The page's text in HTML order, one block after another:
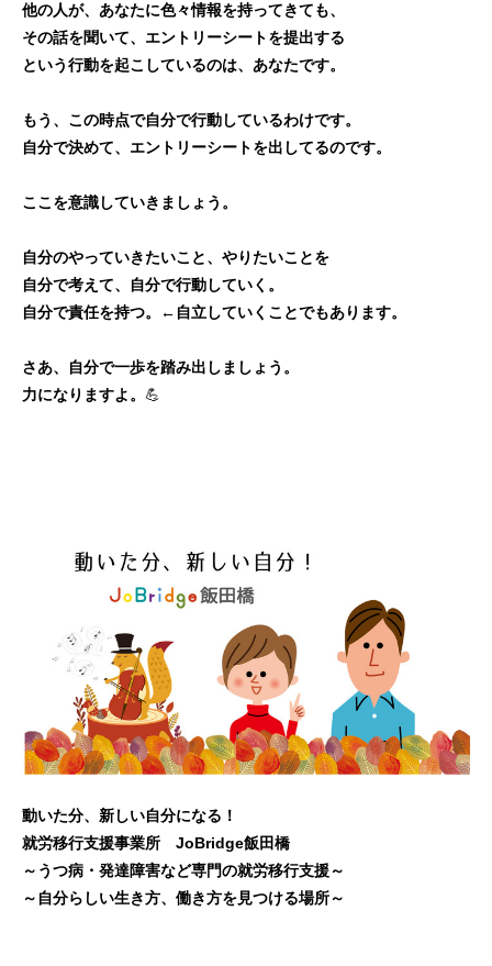
他の人が、あなたに色々情報を持ってきても、
その話を聞いて、エントリーシートを提出する
という行動を起こしているのは、あなたです。
もう、この時点で自分で行動しているわけです。
自分で決めて、エントリーシートを出してるのです。
ここを意識していきましょう。
自分のやっていきたいこと、やりたいことを
自分で考えて、自分で行動していく。
自分で責任を持つ。←自立していくことでもあります。
さあ、自分で一歩を踏み出しましょう。
力になりますよ。 💪
動いた分、新しい自分になる！
就労移行支援事業所 JoBridge飯田橋
～うつ病・発達障害など専門の就労移行支援～
～自分らしい生き方、働き方を見つける場所～